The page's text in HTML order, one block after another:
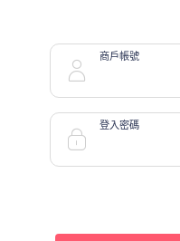
商戶帳號
登入密碼